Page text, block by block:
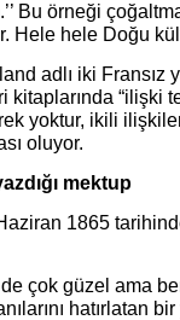
Bu örneği
Hele hele Doğu
adlı iki Fransız
kitaplarında
yoktur, ikili
oluyor.
mektup
Haziran 1865
çok güzel ama